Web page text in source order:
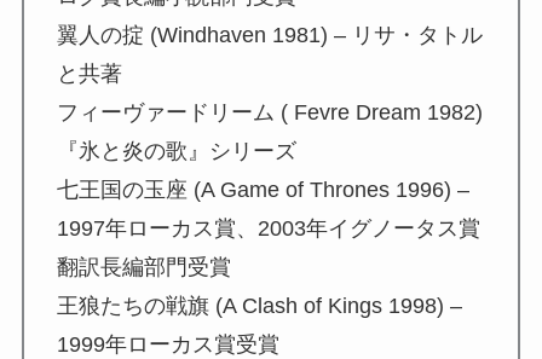
翼人の掟 (Windhaven 1981) – リサ・タトル
と共著
フィーヴァードリーム ( Fevre Dream 1982)
『氷と炎の歌』シリーズ
七王国の玉座 (A Game of Thrones 1996) –
1997年ローカス賞、2003年イグノータス賞
翻訳長編部門受賞
王狼たちの戦旗 (A Clash of Kings 1998) –
1999年ローカス賞受賞